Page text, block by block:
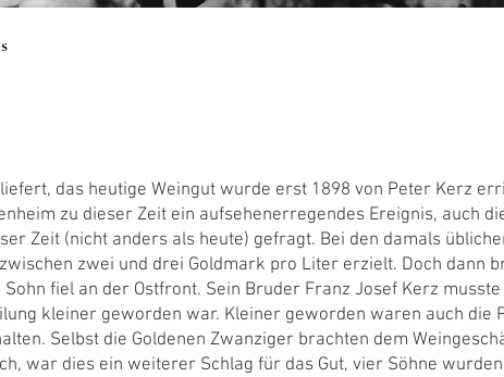
das heutige Weingut wurde erst 1898 von Peter Kerz
zu dieser Zeit ein aufsehenerregendes Ereignis, auch
Zeit (nicht anders als heute) gefragt. Bei den damals
zwei und drei Goldmark pro Liter erzielt. Doch dann
fiel an der Ostfront. Sein Bruder Franz Josef Kerz
kleiner geworden war. Kleiner geworden waren auch die
Selbst die Goldenen Zwanziger brachten dem
war dies ein weiterer Schlag für das Gut, vier Söhne